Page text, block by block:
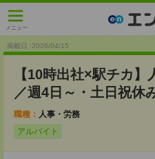
メニュー
掲載日 :2026/04/15
【10時出社×駅チカ】
／週4日～・土日祝休
職種： 人事・労務
アルバイト